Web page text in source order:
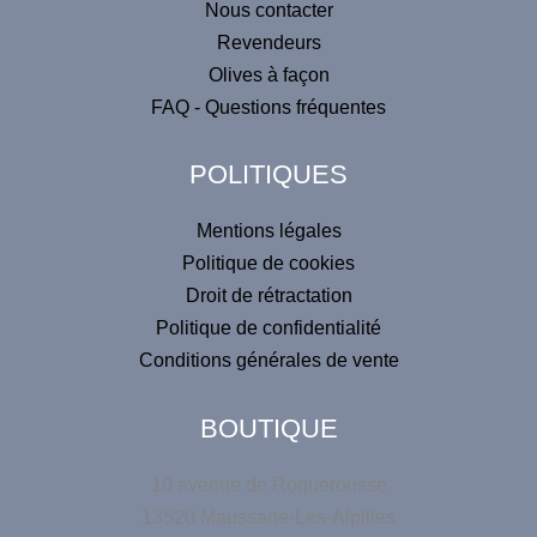
Nous contacter
Revendeurs
Olives à façon
FAQ - Questions fréquentes
POLITIQUES
Mentions légales
Politique de cookies
Droit de rétractation
Politique de confidentialité
Conditions générales de vente
BOUTIQUE
10 avenue de Roquerousse
13520 Maussane-Les-Alpilles